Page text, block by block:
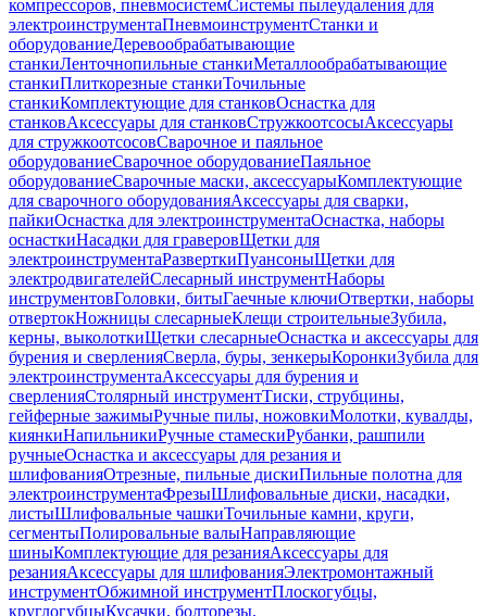
компрессоров, пневмосистемСистемы пылеудаления для
электроинструментаПневмоинструментСтанки и
оборудованиеДеревообрабатывающие
станкиЛенточнопильные станкиМеталлообрабатывающие
станкиПлиткорезные станкиТочильные
станкиКомплектующие для станковОснастка для
станковАксессуары для станковСтружкоотсосыАксессуары
для стружкоотсосовСварочное и паяльное
оборудованиеСварочное оборудованиеПаяльное
оборудованиеСварочные маски, аксессуарыКомплектующие
для сварочного оборудованияАксессуары для сварки,
пайкиОснастка для электроинструментаОснастка, наборы
оснасткиНасадки для граверовЩетки для
электроинструментаРазверткиПуансоныЩетки для
электродвигателейСлесарный инструментНаборы
инструментовГоловки, битыГаечные ключиОтвертки, наборы
отвертокНожницы слесарныеКлещи строительныеЗубила,
керны, выколоткиЩетки слесарныеОснастка и аксессуары для
бурения и сверленияСверла, буры, зенкерыКоронкиЗубила для
электроинструментаАксессуары для бурения и
сверленияСтолярный инструментТиски, струбцины,
гейферные зажимыРучные пилы, ножовкиМолотки, кувалды,
киянкиНапильникиРучные стамескиРубанки, рашпили
ручныеОснастка и аксессуары для резания и
шлифованияОтрезные, пильные дискиПильные полотна для
электроинструментаФрезыШлифовальные диски, насадки,
листыШлифовальные чашкиТочильные камни, круги,
сегментыПолировальные валыНаправляющие
шиныКомплектующие для резанияАксессуары для
резанияАксессуары для шлифованияЭлектромонтажный
инструментОбжимной инструментПлоскогубцы,
круглогубцыКусачки, болторезы,